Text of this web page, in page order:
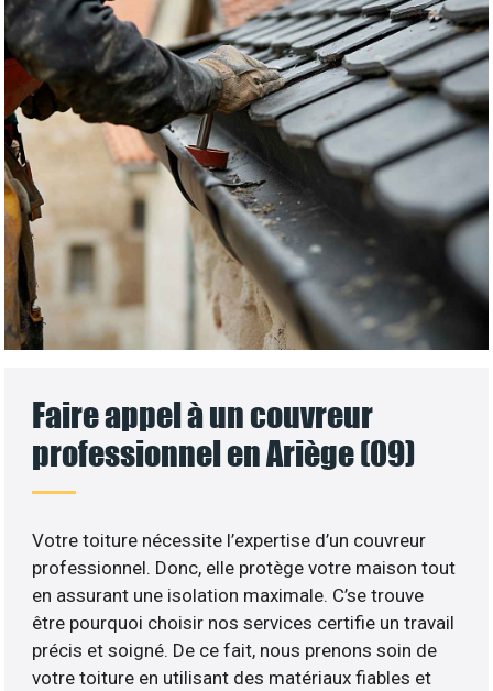
Faire appel à un couvreur
professionnel en Ariège (09)
Votre toiture nécessite l’expertise d’un couvreur
professionnel. Donc, elle protège votre maison tout
en assurant une isolation maximale. C’se trouve
être pourquoi choisir nos services certifie un travail
précis et soigné. De ce fait, nous prenons soin de
votre toiture en utilisant des matériaux fiables et